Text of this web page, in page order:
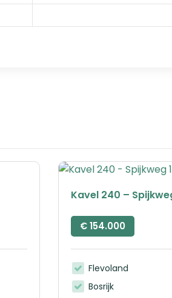
Kavel 240 –
€154.000
Flevoland
Bosrijk